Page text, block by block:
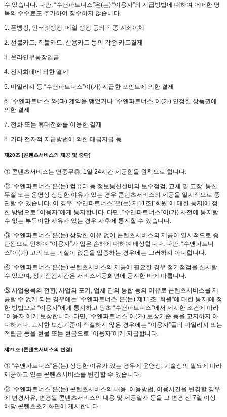
수 있습니다. 다만, “수앤파트너스”은(는) “이용자”의 지급방법에 대하여 어떠한 명
목의 수수료도 추가하여 징수하지 않습니다.
1. 폰뱅킹, 인터넷뱅킹, 메일 뱅킹 등의 각종 계좌이체
2. 선불카드, 직불카드, 신용카드 등의 각종 카드결제
3. 온라인무통장입금
4. 전자화폐에 의한 결제
5. 마일리지 등 “수앤파트너스”이(가) 지급한 포인트에 의한 결제
6. “수앤파트너스”와(과) 계약을 맺었거나 “수앤파트너스”이(가) 인정한 상품권에
의한 결제
7. 전화 또는 휴대전화를 이용한 결제
8. 기타 전자적 지급방법에 의한 대금지급 등
제20조 [콘텐츠서비스의 제공 및 중단]
① 콘텐츠서비스는 연중무휴, 1일 24시간 제공함을 원칙으로 합니다.
② “수앤파트너스”은(는) 컴퓨터 등 정보통신설비의 보수점검, 교체 및 고장, 통신
두절 또는 운영상 상당한 이유가 있는 경우 콘텐츠서비스의 제공을 일시적으로 중
단할 수 있습니다. 이 경우 “수앤파트너스”은(는) 제11조[“회원”에 대한 통지]에 정
한 방법으로 “이용자”에게 통지합니다. 다만, “수앤파트너스”이(가) 사전에 통지할
수 없는 부득이한 사유가 있는 경우 사후에 통지할 수 있습니다.
③ “수앤파트너스”은(는) 상당한 이유 없이 콘텐츠서비스의 제공이 일시적으로 중
단됨으로 인하여 “이용자”가 입은 손해에 대하여 배상합니다. 다만, “수앤파트너
스”이(가) 고의 또는 과실이 없음을 입증하는 경우에는 그러하지 아니합니다.
④ “수앤파트너스”은(는) 콘텐츠서비스의 제공에 필요한 경우 정기점검을 실시할
수 있으며, 정기점검시간은 서비스제공화면에 공지한 바에 따릅니다.
⑤ 사업종목의 전환, 사업의 포기, 업체 간의 통합 등의 이유로 콘텐츠서비스를 제
공할 수 없게 되는 경우에는 “수앤파트너스”은(는) 제11조[“회원”에 대한 통지]에 정
한 방법으로 “이용자”에게 통지하고 당초 “수앤파트너스”에서 제시한 조건에 따라
“이용자”에게 보상합니다. 다만, “수앤파트너스”이(가) 보상기준 등을 고지하지 아
니하거나, 고지한 보상기준이 적절하지 않은 경우에는 “이용자”들의 마일리지 또는
적립금 등을 현물 또는 현금으로 “이용자”에게 지급합니다.
제21조 [콘텐츠서비스의 변경]
① “수앤파트너스”은(는) 상당한 이유가 있는 경우에 운영상, 기술상의 필요에 따라
제공하고 있는 콘텐츠서비스를 변경할 수 있습니다.
② “수앤파트너스”은(는) 콘텐츠서비스의 내용, 이용방법, 이용시간을 변경할 경우
에 변경사유, 변경될 콘텐츠서비스의 내용 및 제공일자 등을 그 변경 전 7일 이상
해당 콘텐츠초기화면에 게시합니다.